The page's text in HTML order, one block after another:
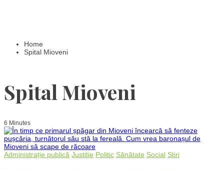
Home
Spital Mioveni
Spital Mioveni
6 Minutes
Administrație publică Justitie Politic Sănătate Social Stiri